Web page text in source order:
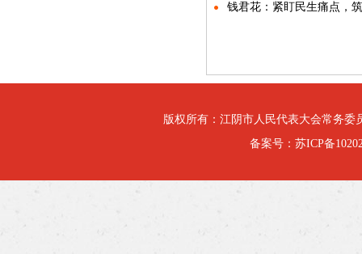
钱君花：紧盯民生痛点，
版权所有：江阴市人民代表大会常务
备案号： 苏ICP备